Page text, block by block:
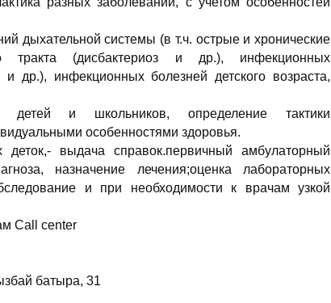
дыхательной системы (в т.ч. острые и хронические
тракта (дисбактериоз и др.), инфекционных
др.), инфекционных болезней детского возраста,
детей и школьников, определение тактики
особенностями здоровья.
выдача справок.первичный амбулаторный
назначение лечения;оценка лабораторных
и при необходимости к врачам узкой
Call center
батыра, 31